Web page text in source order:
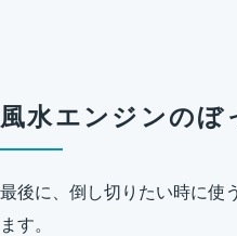
風水エンジンのぼ
最後に、倒し切りたい時に使
ます。